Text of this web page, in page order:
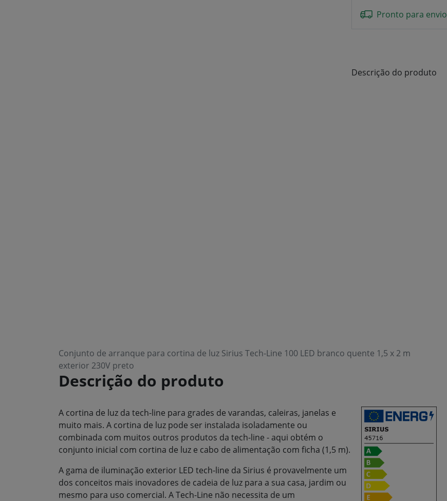
Pronto para envio
Descrição do produto
Conjunto de arranque para cortina de luz Sirius Tech-Line 100 LED branco quente 1,5 x 2 m
exterior 230V preto
Descrição do produto
A cortina de luz da tech-line para grades de varandas, caleiras, janelas e
muito mais. A cortina de luz pode ser instalada isoladamente ou
combinada com muitos outros produtos da tech-line - aqui obtém o
conjunto inicial com cortina de luz e cabo de alimentação com ficha (1,5 m).
A gama de iluminação exterior LED tech-line da Sirius é provavelmente um
dos conceitos mais inovadores de cadeia de luz para a sua casa, jardim ou
mesmo para uso comercial. A Tech-Line não necessita de um